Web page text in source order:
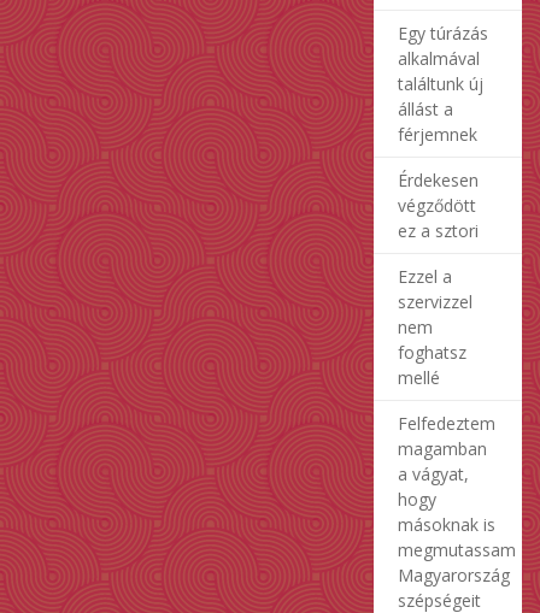
Egy túrázás
alkalmával
találtunk új
állást a
férjemnek
Érdekesen
végződött
ez a sztori
Ezzel a
szervizzel
nem
foghatsz
mellé
Felfedeztem
magamban
a vágyat,
hogy
másoknak is
megmutassam
Magyarország
szépségeit